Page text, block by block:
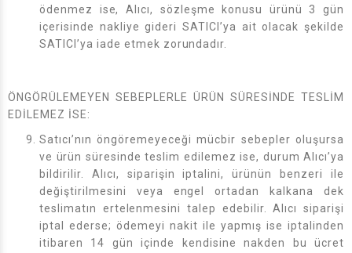
ödenmez ise, Alıcı, sözleşme konusu ürünü 3 gün
içerisinde nakliye gideri SATICI’ya ait olacak şekilde
SATICI’ya iade etmek zorundadır.
ÖNGÖRÜLEMEYEN SEBEPLERLE ÜRÜN SÜRESİNDE TESLİM
EDİLEMEZ İSE:
Satıcı’nın öngöremeyeceği mücbir sebepler oluşursa
ve ürün süresinde teslim edilemez ise, durum Alıcı’ya
bildirilir. Alıcı, siparişin iptalini, ürünün benzeri ile
değiştirilmesini veya engel ortadan kalkana dek
teslimatın ertelenmesini talep edebilir. Alıcı siparişi
iptal ederse; ödemeyi nakit ile yapmış ise iptalinden
itibaren 14 gün içinde kendisine nakden bu ücret